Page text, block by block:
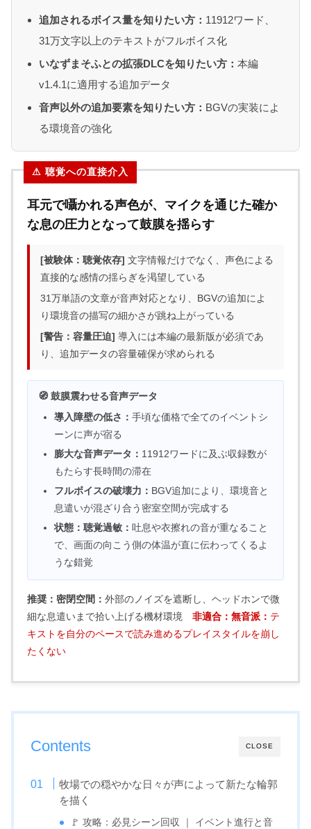
追加されるボイス量を知りたい方： 11912ワード、
31万文字以上のテキストがフルボイス化
いなずまそふとの拡張DLCを知りたい方：本編
v1.4.1に適用する追加データ
音声以外の追加要素を知りたい方： BGVの実装によ
る環境音の強化
⚠ 聴覚への直接介入
耳元で囁かれる声色が、マイクを通じた確か
な息の圧力となって鼓膜を揺らす
[被験体：聴覚依存] 文字情報だけでなく、声色による
直接的な感情の揺らぎを渇望している
31万単語の文章が音声対応となり、BGVの追加によ
り環境音の描写の細かさが跳ね上がっている
[警告：容量圧迫] 導入には本編の最新版が必須であ
り、追加データの容量確保が求められる
🧭 鼓膜震わせる音声データ
導入障壁の低さ： 手頃な価格で全てのイベントシ
ーンに声が宿る
膨大な音声データ： 11912ワードに及ぶ収録数が
もたらす長時間の滞在
フルボイスの破壊力： BGV追加により、環境音と
息遣いが混ざり合う密室空間が完成する
状態：聴覚過敏： 吐息や衣擦れの音が重なること
で、画面の向こう側の体温が直に伝わってくるよ
うな錯覚
推奨：密閉空間： 外部のノイズを遮断し、ヘッドホンで微
細な息遣いまで拾い上げる機材環境 非適合：無音派： テ
キストを自分のペースで読み進めるプレイスタイルを崩し
たくない
CLOSE
Contents
牧場での穏やかな日々が声によって新たな輪郭
を描く
🚩 攻略：必見シーン回収 ｜ イベント進行と音